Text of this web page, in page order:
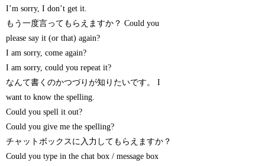
I’m sorry, I don’t get it.
もう一度言ってもらえますか？ Could you
please say it (or that) again?
I am sorry, come again?
I am sorry, could you repeat it?
なんて書くのかつづりが知りたいです。 I
want to know the spelling.
Could you spell it out?
Could you give me the spelling?
チャットボックスに入力してもらえますか？
Could you type in the chat box / message box